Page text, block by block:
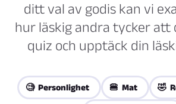
ditt val av godis kan vi
hur läskig andra tycker att
quiz och upptäck din
🧐 Personlighet 🍔 Mat 🤣